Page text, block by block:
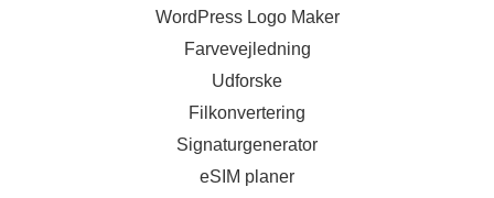
WordPress Logo Maker
Farvevejledning
Udforske
Filkonvertering
Signaturgenerator
eSIM planer